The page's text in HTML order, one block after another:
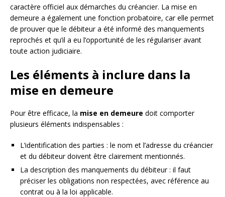
caractère officiel aux démarches du créancier. La mise en
demeure a également une fonction probatoire, car elle permet
de prouver que le débiteur a été informé des manquements
reprochés et qu’il a eu l’opportunité de les régulariser avant
toute action judiciaire.
Les éléments à inclure dans la
mise en demeure
Pour être efficace, la mise en demeure doit comporter
plusieurs éléments indispensables :
L’identification des parties : le nom et l’adresse du créancier
et du débiteur doivent être clairement mentionnés.
La description des manquements du débiteur : il faut
préciser les obligations non respectées, avec référence au
contrat ou à la loi applicable.